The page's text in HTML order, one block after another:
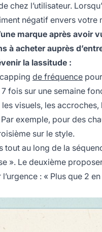
chez l’utilisateur.
négatif envers votre
marque après avoir
à acheter auprès
la lassitude :
de fréquence
fois sur une semaine
visuels, les
exemple, pour des
sur le style.
tout au long de la
». Le deuxième
: « Plus que 2